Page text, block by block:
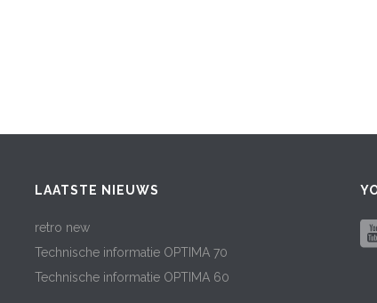
LAATSTE NIEUWS
retro new
Technische informatie OPTIMA 70
Technische informatie OPTIMA 60